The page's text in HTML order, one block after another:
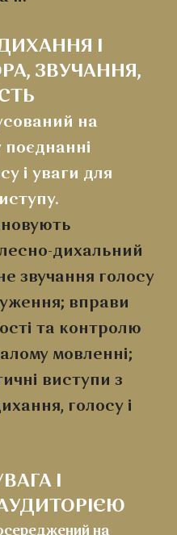
І
ЗВУЧАННЯ,
на
поєднанні
і уваги для
дихальний
звучання голосу
вправи
та контролю
мовленні;
виступи з
голосу і
І
на